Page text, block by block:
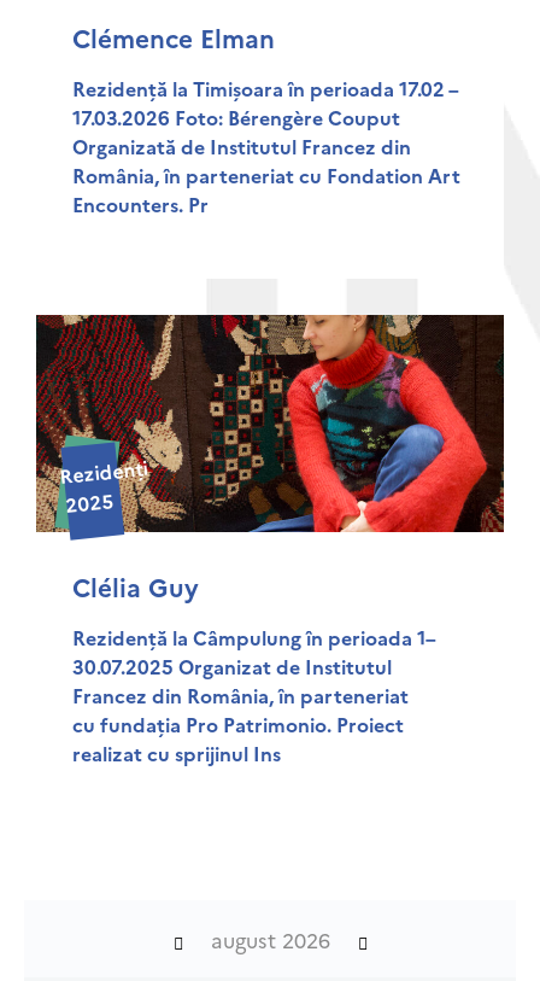
Clémence Elman
Rezidență la Timișoara în perioada 17.02 –
17.03.2026 Foto: Bérengère Couput
Organizată de Institutul Francez din
România, în parteneriat cu Fondation Art
Encounters. Pr
Rezidenți
2025
Clélia Guy
Rezidență la Câmpulung în perioada 1–
30.07.2025 Organizat de Institutul
Francez din România, în parteneriat
cu fundația Pro Patrimonio. Proiect
realizat cu sprijinul Ins
august 2026